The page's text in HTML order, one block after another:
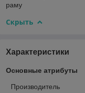
раму
Скрыть
Характеристики
Основные атрибуты
Производитель